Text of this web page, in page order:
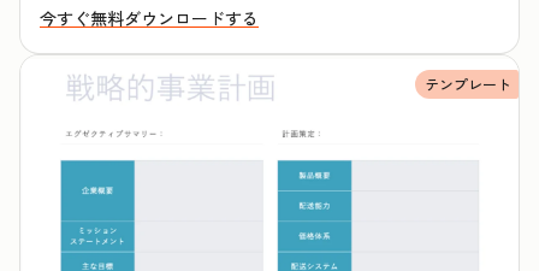
今すぐ無料ダウンロードする
テンプレート